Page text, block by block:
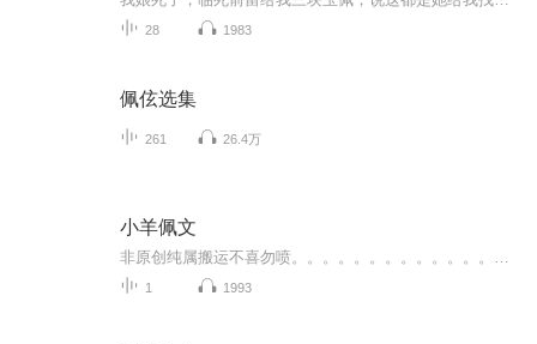
28 1983
佩伭选集
261 26.4万
小羊佩文
1 1993